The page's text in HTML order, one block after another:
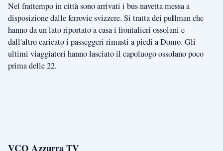
Nel frattempo in città sono arrivati i bus navetta messa a
disposizione dalle ferrovie svizzere. Si tratta dei pullman che
hanno da un lato riportato a casa i frontalieri ossolani e
dall'altro caricato i passeggeri rimasti a piedi a Domo. Gli
ultimi viaggiatori hanno lasciato il capoluogo ossolano poco
prima delle 22.
VCO Azzurra TV